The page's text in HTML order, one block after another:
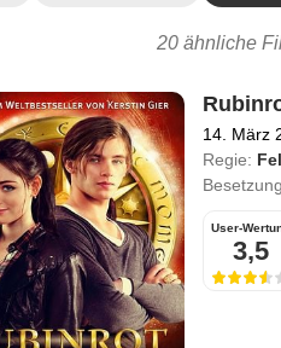
20 ähnliche
14. März
Regie:
User-
3,5